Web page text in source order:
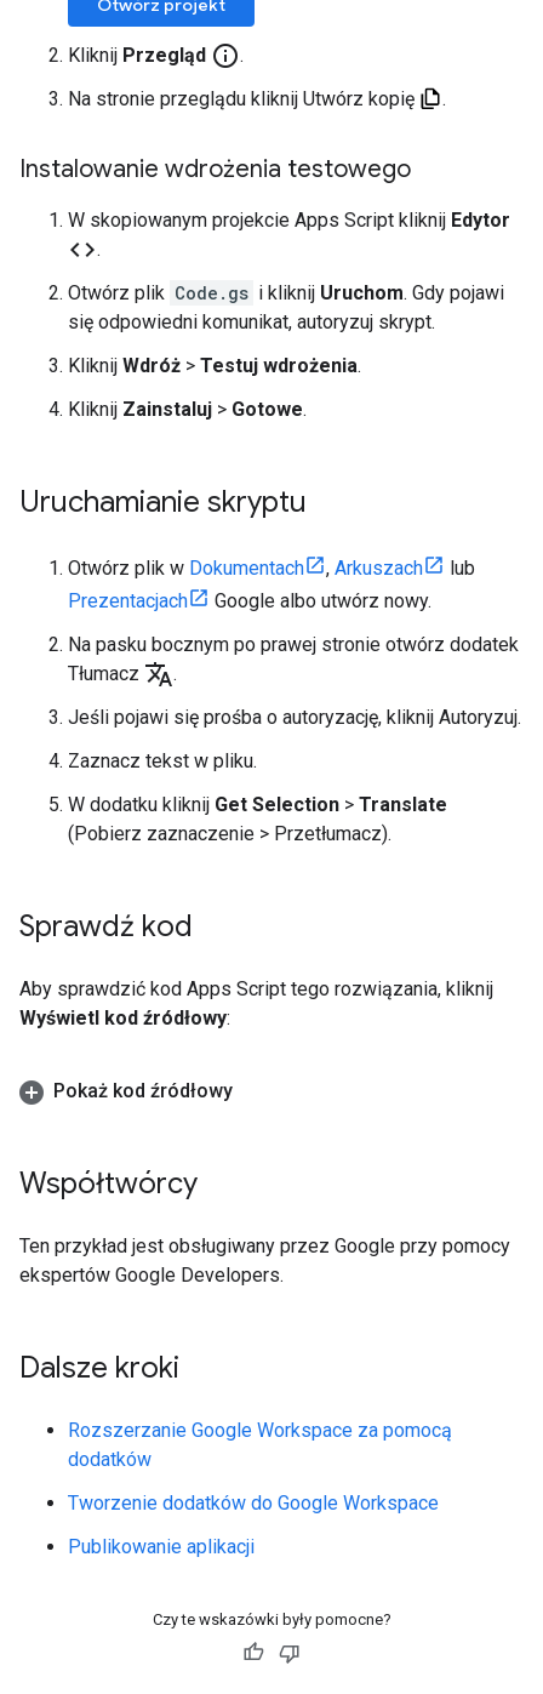
Otwórz projekt
Kliknij Przegląd info_outline.
Na stronie przeglądu kliknij Utwórz kopię
.
Instalowanie wdrożenia testowego
W skopiowanym projekcie Apps Script kliknij Edytor
code.
Otwórz plik Code.gs i kliknij Uruchom. Gdy pojawi
się odpowiedni komunikat, autoryzuj skrypt.
Kliknij Wdróż > Testuj wdrożenia.
Kliknij Zainstaluj > Gotowe.
Uruchamianie skryptu
Otwórz plik w Dokumentach , Arkuszach
lub
Prezentacjach
Google albo utwórz nowy.
Na pasku bocznym po prawej stronie otwórz dodatek
Tłumacz translate.
Jeśli pojawi się prośba o autoryzację, kliknij Autoryzuj.
Zaznacz tekst w pliku.
W dodatku kliknij Get Selection > Translate
(Pobierz zaznaczenie > Przetłumacz).
Sprawdź kod
Aby sprawdzić kod Apps Script tego rozwiązania, kliknij
Wyświetl kod źródłowy:
Pokaż kod źródłowy
Współtwórcy
Ten przykład jest obsługiwany przez Google przy pomocy
ekspertów Google Developers.
Dalsze kroki
Rozszerzanie Google Workspace za pomocą
dodatków
Tworzenie dodatków do Google Workspace
Publikowanie aplikacji
Czy te wskazówki były pomocne?